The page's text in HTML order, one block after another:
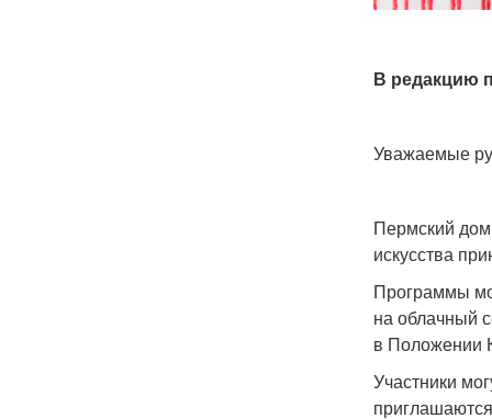
В редакцию
Уважаемые
Пермский дом
искусства
Программы
на облачный
в Положении
Участники